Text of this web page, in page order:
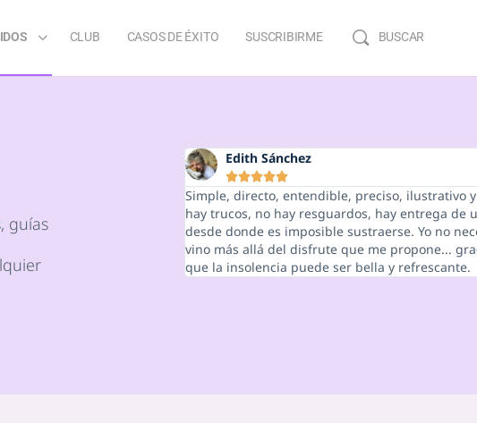
CLUB CASOS DE ÉXITO SUSCRIBIRME BUSCAR
guías
Edith Sánchez

Simple, directo, entendible, preciso, ilustrativo
hay trucos, no hay resguardos, hay entrega de
desde donde es imposible sustraerse. Yo no
vino más allá del disfrute que me propone...
que la insolencia puede ser bella y refrescante.